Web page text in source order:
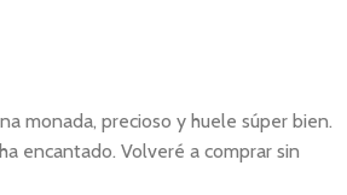
monada, precioso y huele súper bien.
encantado. Volveré a comprar sin